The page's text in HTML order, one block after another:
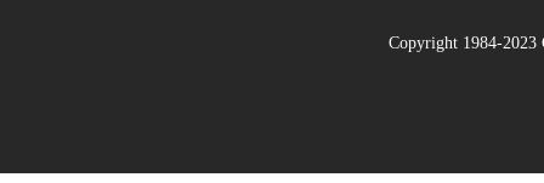
Copyright 1984-